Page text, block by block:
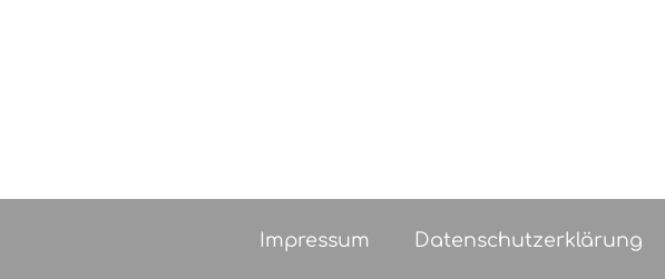
Impressum Datenschutzerklärung